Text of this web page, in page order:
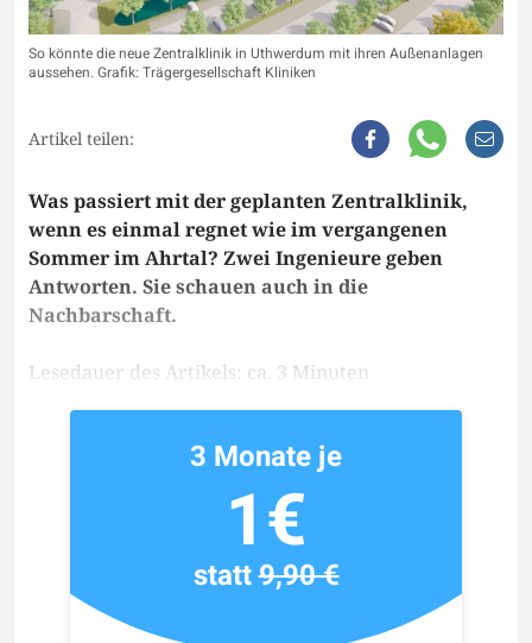
So könnte die neue Zentralklinik in Uthwerdum mit ihren Außenanlagen
aussehen. Grafik: Trägergesellschaft Kliniken
Artikel teilen:
Was passiert mit der geplanten Zentralklinik,
wenn es einmal regnet wie im vergangenen
Sommer im Ahrtal? Zwei Ingenieure geben
Antworten. Sie schauen auch in die
Nachbarschaft.
Lesedauer des Artikels: ca. 3 Minuten
3 Monate je
1€
statt9,90 €